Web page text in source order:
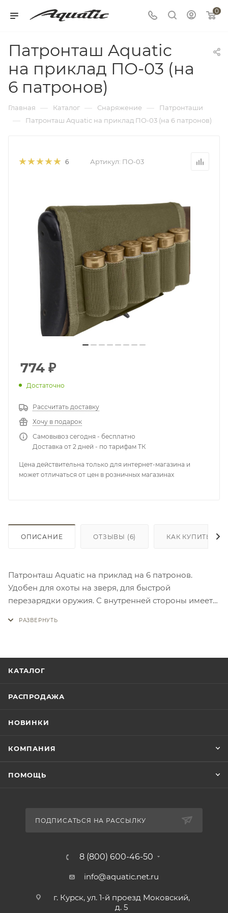
0
Патронташ Aquatic
на приклад ПО-03 (на
6 патронов)
Главная — Каталог — Снаряжение — Патронташи
— Патронташ Aquatic на приклад ПО-03 (на 6 патронов)
6 Артикул: ПО-03
774 ₽
Достаточно
Рассчитать доставку
Хочу в подарок
Самовывоз сегодня - бесплатно
Доставка от 2 дней - по тарифам ТК
Цена действительна только для интернет-магазина и
может отличаться от цен в розничных магазинах
ОПИСАНИЕ ОТЗЫВЫ (6) КАК КУПИТЬ
Патронташ Aquatic на приклад на 6 патронов.
Удобен для охоты на зверя, для быстрой
перезарядки оружия. С внутренней стороны имеет
КАТАЛОГ
РАСПРОДАЖА
НОВИНКИ
КОМПАНИЯ
ПОМОЩЬ
ПОДПИСАТЬСЯ НА РАССЫЛКУ
8 (800) 600-46-50
info@aquatic.net.ru
г. Курск, ул. 1-й проезд Моковский,
д. 5